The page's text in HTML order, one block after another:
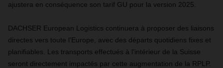
ajustera en conséquence son tarif GU pour la version 2025.
DACHSER European Logistics continuera à proposer des liaisons
directes vers toute l'Europe, avec des départs quotidiens fixes et
planifiables. Les transports effectués à l'intérieur de la Suisse
seront directement impactés par cette augmentation de la RPLP.